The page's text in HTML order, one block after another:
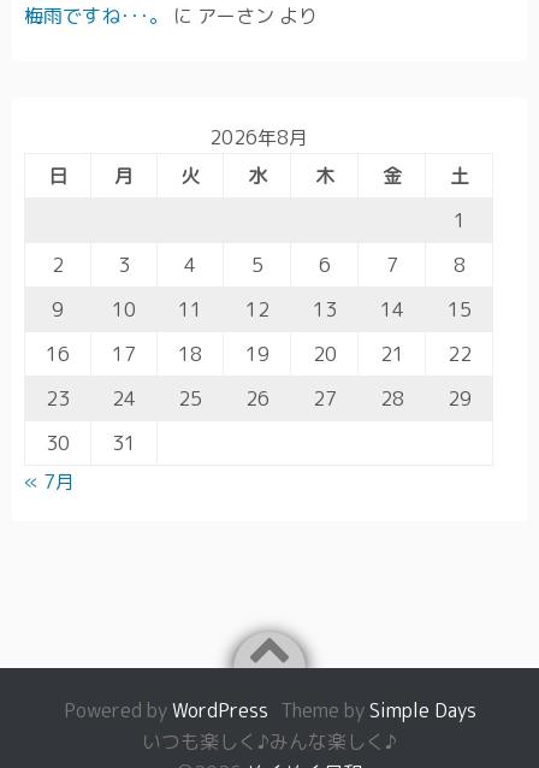
梅雨ですね･･･。
に アーさン より
2026年8月
日
月 火 水 木 金
土
1
2
3 4 5 6 7
8
9
10 11 12 13 14
15
16
17 18 19 20 21
22
23
24 25 26 27 28
29
30
31
« 7月
Powered byWordPress Theme bySimple Days
いつも楽しく♪みんな楽しく♪